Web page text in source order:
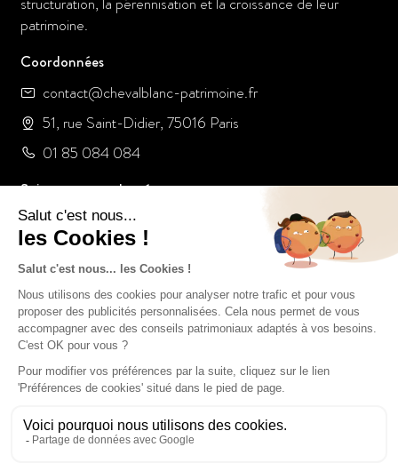
patrimoine.
Coordonnées
contact@chevalblanc-patrimoine.fr
51, rue Saint-Didier, 75016 Paris
01 85 084 084
Suivez-nous sur les réseaux :
Notre Groupe
Le Groupe Cheval Blanc Patrimoine
Nos offres d’emploi
Nos Collaborateurs
Mécénat
Nos Certifications